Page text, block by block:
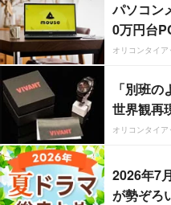
パソコン
0万円台
オリコンタイア
「別班
世界観再
オリコンタイア
2026年7
が勢ぞろ